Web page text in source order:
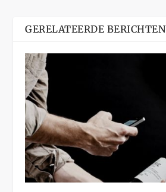
GERELATEERDE BERICHTEN